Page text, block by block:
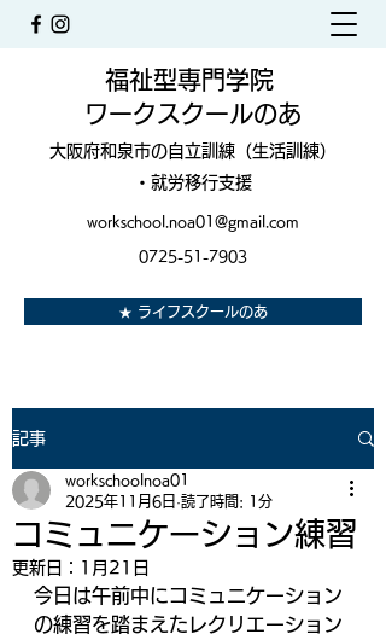
福祉型専門学院
ワークスクールのあ
大阪府和泉市の自立訓練（生活訓練）
・就労移行支援
workschool.noa01@gmail.com
0725-51-7903
★ ライフスクールのあ
記事
コミュニケーション練習
workschoolnoa01
2025年11月6日 読了時間: 1分
更新日： 1月21日
今日は午前中にコミュニケーション
の練習を踏まえたレクリエーション